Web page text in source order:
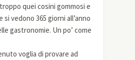
quei cosini gommosi e
si vedono 365 giorni all’anno
gastronomie. Un po’ come
voglia di provare ad